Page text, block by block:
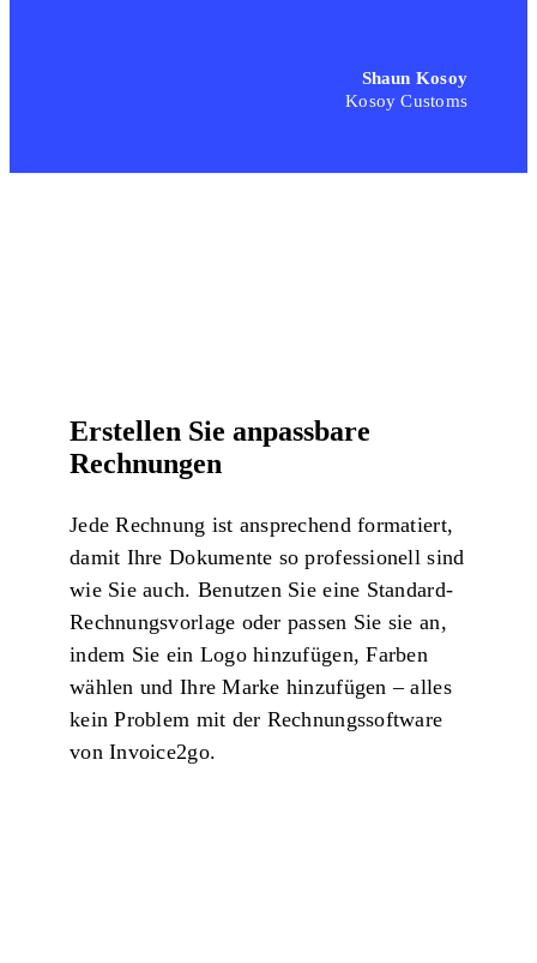
Shaun Kosoy
Kosoy Customs
Erstellen Sie anpassbare
Rechnungen
Jede Rechnung ist ansprechend formatiert,
damit Ihre Dokumente so professionell sind
wie Sie auch. Benutzen Sie eine Standard-
Rechnungsvorlage oder passen Sie sie an,
indem Sie ein Logo hinzufügen, Farben
wählen und Ihre Marke hinzufügen – alles
kein Problem mit der Rechnungssoftware
vonInvoice2go.